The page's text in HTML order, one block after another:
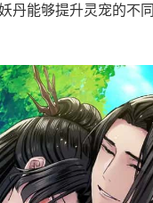
能够提升灵宠的不同